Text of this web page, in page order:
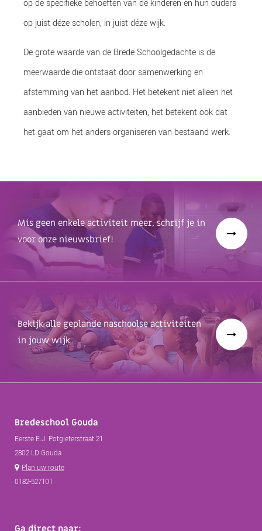
op de specifieke behoeften van de kinderen en hun ouders
op juist déze scholen, in juist déze wijk.
De grote waarde van de Brede Schoolgedachte is de
meerwaarde die ontstaat door samenwerking en
afstemming van het aanbod. Het betekent niet alleen het
aanbieden van nieuwe activiteiten, het betekent ook dat
het gaat om het anders organiseren van bestaand werk.
Mis geen enkele activiteit meer, schrijf je in
voor onze nieuwsbrief!
Bekijk alle geplande naschoolse activiteiten
in jouw wijk
Bredeschool Gouda
Eerste E.J. Potgieterstraat 21
2802 LD Gouda
Plan uw route
0182-527101
Ga direct naar: